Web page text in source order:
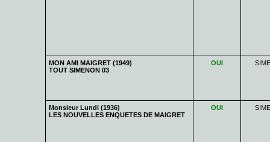
MON AMI MAIGRET (1949)
TOUT SIMENON 03
OUI
Monsieur Lundi (1936)
LES NOUVELLES ENQUETES DE MAIGRET
OUI